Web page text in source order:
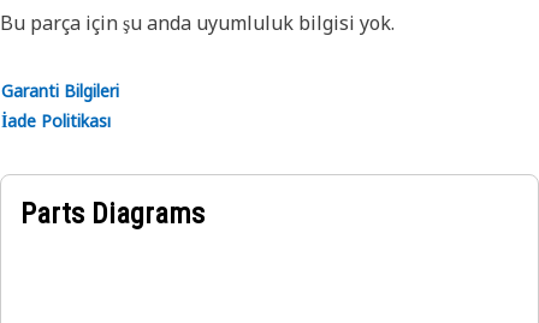
Uygulama:
Bu parça için şu anda uyumluluk bilgisi yok.
Garanti Bilgileri
İade Politikası
Parts Diagrams